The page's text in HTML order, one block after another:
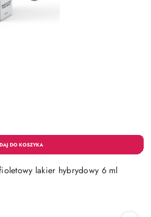
lakier hybrydowy 6 ml